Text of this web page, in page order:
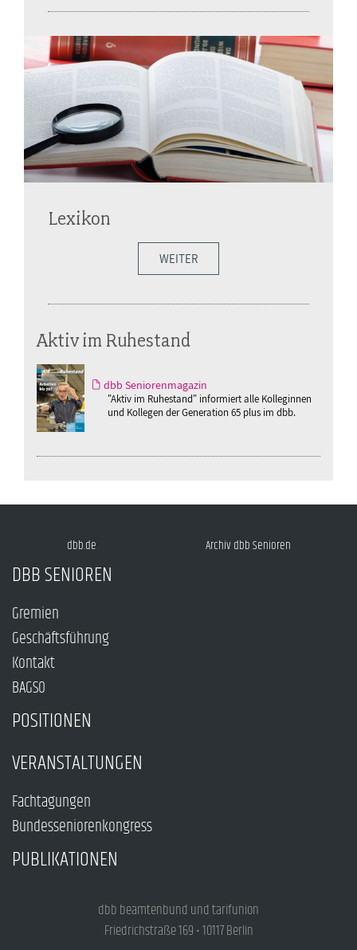
Lexikon
WEITER
Aktiv im Ruhestand
dbb Seniorenmagazin
"Aktiv im Ruhestand" informiert alle Kolleginnen
und Kollegen der Generation 65 plus im dbb.
dbb.de Archiv dbb Senioren
DBB SENIOREN
Gremien
Geschäftsführung
Kontakt
BAGSO
POSITIONEN
VERANSTALTUNGEN
Fachtagungen
Bundesseniorenkongress
PUBLIKATIONEN
dbb beamtenbund und tarifunion
Friedrichstraße 169 • 10117 Berlin